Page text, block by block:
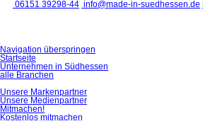
06151 39298-44 info@made-in-suedhessen.de
Navigation überspringen
Startseite
Unternehmen in Südhessen
alle Branchen
Unsere Markenpartner
Unsere Medienpartner
Mitmachen!
Kostenlos mitmachen